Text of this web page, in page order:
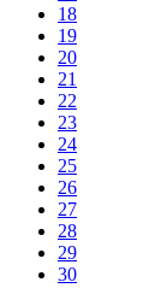
18
19
20
21
22
23
24
25
26
27
28
29
30